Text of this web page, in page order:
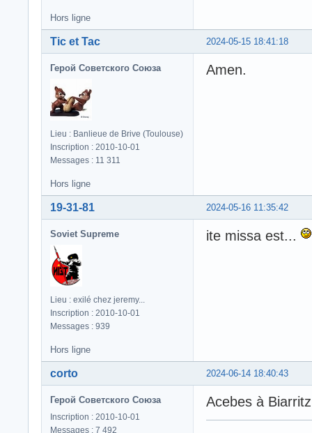
Hors ligne
2024-05-15 18:41:18
Tic et Tac
Герой Советского Союза
Lieu : Banlieue de Brive (Toulouse)
Inscription : 2010-10-01
Messages : 11 311
Amen.
Hors ligne
2024-05-16 11:35:42
19-31-81
Soviet Supreme
Lieu : exilé chez jeremy...
Inscription : 2010-10-01
Messages : 939
ite missa est...
Hors ligne
2024-06-14 18:40:43
corto
Герой Советского Союза
Inscription : 2010-10-01
Messages : 7 492
Acebes à